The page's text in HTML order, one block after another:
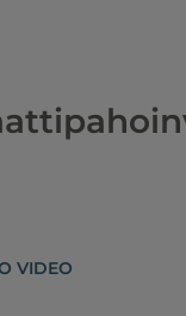
VIDEO